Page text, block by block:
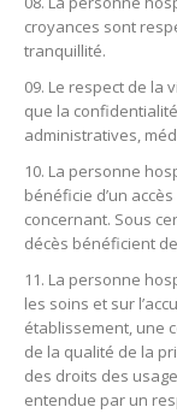
croyances sont
tranquillité.
Le respect de la
que la
administratives,
La personne
bénéficie d’un
concernant. Sous
décès bénéficient
La personne
les soins et sur
établissement, une
de la qualité de la
des droits des
entendue par un